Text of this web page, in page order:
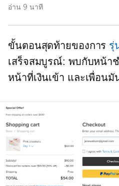
อ่าน 9 นาที
ขั้นตอนสุดท้ายของการ รุ่
เสร็จสมบูรณ์: พบกับหน้า
หน้าที่เงินเข้า และเพื่อนมั